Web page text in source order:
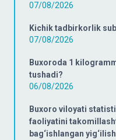
07/08/2026
Kichik tadbirkorlik
07/08/2026
Buxoroda 1
tushadi?
06/08/2026
Buxoro viloyati
faoliyatini
bag‘ishlangan